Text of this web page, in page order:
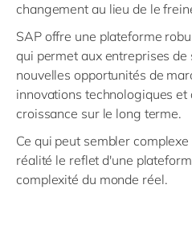
changement au lieu de le
SAP offre une plateforme
qui permet aux entreprises
nouvelles opportunités de
innovations technologiques et
croissance sur le long terme.
Ce qui peut sembler
réalité le reflet d'une
complexité du monde réel.